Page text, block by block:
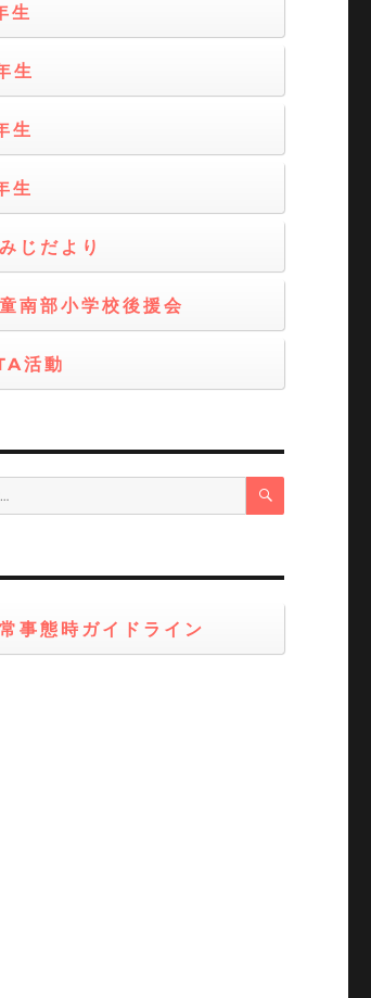
生
生
生
生
じだより
南部小学校後援会
活動
検
事態時ガイドライン